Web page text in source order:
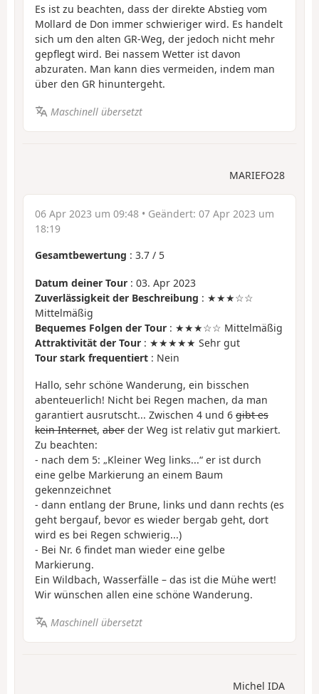
Es ist zu beachten, dass der direkte Abstieg vom
Mollard de Don immer schwieriger wird. Es handelt
sich um den alten GR-Weg, der jedoch nicht mehr
gepflegt wird. Bei nassem Wetter ist davon
abzuraten. Man kann dies vermeiden, indem man
über den GR hinuntergeht.
Maschinell übersetzt
MARIEFO28
06 Apr 2023 um 09:48 • Geändert: 07 Apr 2023 um
18:19
Gesamtbewertung : 3.7 / 5
Datum deiner Tour : 03. Apr 2023
Zuverlässigkeit der Beschreibung : ★★★☆☆
Mittelmäßig
Bequemes Folgen der Tour : ★★★☆☆ Mittelmäßig
Attraktivität der Tour : ★★★★★ Sehr gut
Tour stark frequentiert : Nein
Hallo, sehr schöne Wanderung, ein bisschen
abenteuerlich! Nicht bei Regen machen, da man
garantiert ausrutscht... Zwischen 4 und 6 gibt es
kein Internet, aber der Weg ist relativ gut markiert.
Zu beachten:
- nach dem 5: „Kleiner Weg links...“ er ist durch
eine gelbe Markierung an einem Baum
gekennzeichnet
- dann entlang der Brune, links und dann rechts (es
geht bergauf, bevor es wieder bergab geht, dort
wird es bei Regen schwierig...)
- Bei Nr. 6 findet man wieder eine gelbe
Markierung.
Ein Wildbach, Wasserfälle – das ist die Mühe wert!
Wir wünschen allen eine schöne Wanderung.
Maschinell übersetzt
Michel IDA